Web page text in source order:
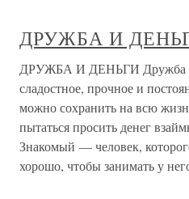
ДРУЖБА И
ДРУЖБА И ДЕНЬГИ Дружба —
сладостное, прочное и
можно сохранить на всю
пытаться просить денег
Знакомый — человек,
хорошо, чтобы занимать у